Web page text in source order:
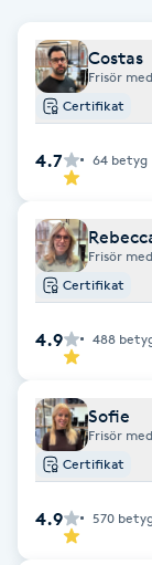
Face framing
Fet hårbotten
Fettreducering
Fibromassage
Fillers
Fotmassage
Fotsvamp
Costas
Frisör
Certifikat
4.7 64 betyg
Frisör
Certifikat
4.9 488
Sofie
Frisör
Certifikat
4.9 570